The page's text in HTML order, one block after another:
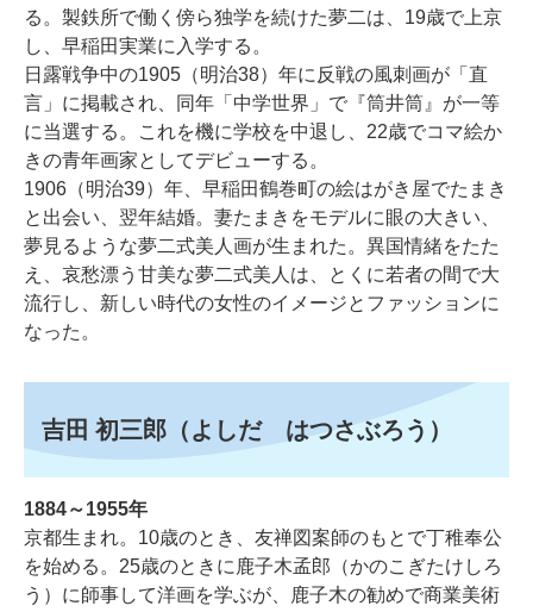
る。製鉄所で働く傍ら独学を続けた夢二は、19歳で上京
し、早稲田実業に入学する。
日露戦争中の1905（明治38）年に反戦の風刺画が「直
言」に掲載され、同年「中学世界」で『筒井筒』が一等
に当選する。これを機に学校を中退し、22歳でコマ絵か
きの青年画家としてデビューする。
1906（明治39）年、早稲田鶴巻町の絵はがき屋でたまき
と出会い、翌年結婚。妻たまきをモデルに眼の大きい、
夢見るような夢二式美人画が生まれた。異国情緒をたた
え、哀愁漂う甘美な夢二式美人は、とくに若者の間で大
流行し、新しい時代の女性のイメージとファッションに
なった。
吉田 初三郎（よしだ はつさぶろう）
1884～1955年
京都生まれ。10歳のとき、友禅図案師のもとで丁稚奉公
を始める。25歳のときに鹿子木孟郎（かのこぎたけしろ
う）に師事して洋画を学ぶが、鹿子木の勧めで商業美術